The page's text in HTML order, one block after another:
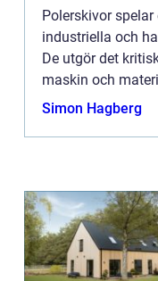
Polerskivor
industriella och
De utgör det
maskin och
och polering. I
Simon Hagberg